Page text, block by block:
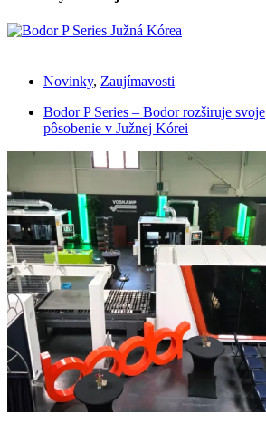
Novinky, Zaujímavosti
Bodor P Series – Bodor rozširuje svoje
pôsobenie v Južnej Kórei